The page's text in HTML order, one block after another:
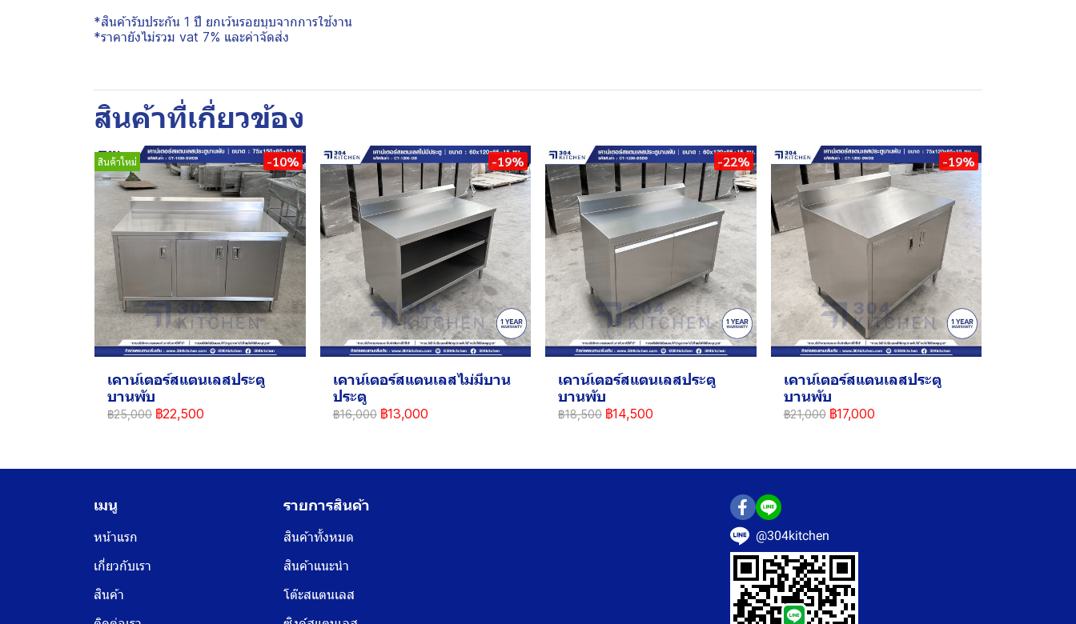
*สินค้ารับประกัน 1 ปี ยกเว้นรอยบุบจากการใช้งาน
*ราคายังไม่รวม vat 7% และค่าจัดส่ง
สินค้าที่เกี่ยวข้อง
สินค้าใหม่ -10%
เคาน์เตอร์สแตนเลสประตู
บานพับ
฿25,000 ฿22,500
-19%
เคาน์เตอร์สแตนเลสไม่มีบาน
ประตู
฿16,000 ฿13,000
-22%
เคาน์เตอร์สแตนเลสประตู
บานพับ
฿18,500 ฿14,500
-19%
เคาน์เตอร์สแตนเลสประตู
บานพับ
฿21,000 ฿17,000
เมนู
หน้าแรก
เกี่ยวกับเรา
สินค้า
รายการสินค้า
สินค้าทั้งหมด
สินค้าแนะนำ
โต๊ะสแตนเลส
@304kitchen